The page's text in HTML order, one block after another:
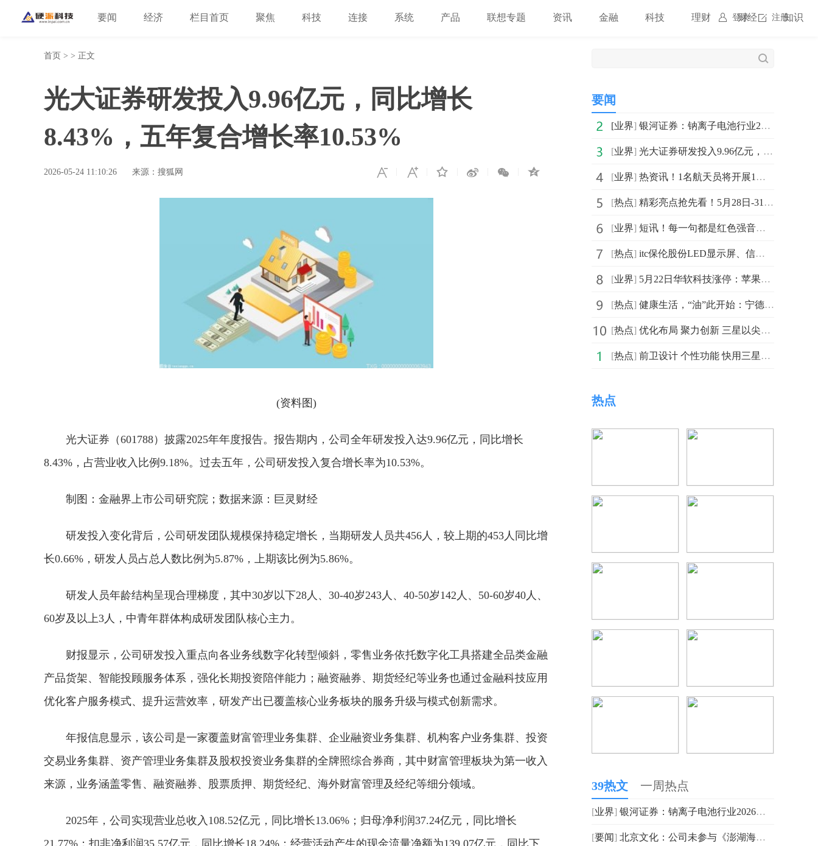
登录 注册
要闻 经济 栏目首页 聚焦 科技 连接 系统 产品 联想专题 资讯 金融 科技 理财 财经 知识
首页 > > 正文
光大证券研发投入9.96亿元，同比增长
8.43%，五年复合增长率10.53%
2026-05-24 11:10:26 来源：搜狐网
(资料图)
光大证券（601788）披露2025年年度报告。报告期内，公司全年研发投入达9.96亿元，同比增长
8.43%，占营业收入比例9.18%。过去五年，公司研发投入复合增长率为10.53%。
制图：金融界上市公司研究院；数据来源：巨灵财经
研发投入变化背后，公司研发团队规模保持稳定增长，当期研发人员共456人，较上期的453人同比增
长0.66%，研发人员占总人数比例为5.87%，上期该比例为5.86%。
研发人员年龄结构呈现合理梯度，其中30岁以下28人、30-40岁243人、40-50岁142人、50-60岁40人、
60岁及以上3人，中青年群体构成研发团队核心主力。
财报显示，公司研发投入重点向各业务线数字化转型倾斜，零售业务依托数字化工具搭建全品类金融
产品货架、智能投顾服务体系，强化长期投资陪伴能力；融资融券、期货经纪等业务也通过金融科技应用
优化客户服务模式、提升运营效率，研发产出已覆盖核心业务板块的服务升级与模式创新需求。
年报信息显示，该公司是一家覆盖财富管理业务集群、企业融资业务集群、机构客户业务集群、投资
交易业务集群、资产管理业务集群及股权投资业务集群的全牌照综合券商，其中财富管理板块为第一收入
来源，业务涵盖零售、融资融券、股票质押、期货经纪、海外财富管理及经纪等细分领域。
2025年，公司实现营业总收入108.52亿元，同比增长13.06%；归母净利润37.24亿元，同比增长
要闻
[业界] 银河证券：钠离子电池行业2026年有望迎来产业奇点 快讯
[业界] 光大证券研发投入9.96亿元，同比增长8.43%，五年复合增长率10.53%
[业界] 热资讯！1名航天员将开展1年期在轨驻留试验 神舟二十三号任务清单公布
[热点] 精彩亮点抢先看！5月28日-31日，itc保伦股份邀您共赴2026年广州国际专业灯光、音响展览会
[业界] 短讯！每一句都是红色强音！河北省红色故事讲解员大赛海选（石家庄站）即将启动
[热点] itc保伦股份LED显示屏、信息发布等系统赋能中国—东盟医疗保健合作中心打造智慧医院新标杆
[业界] 5月22日华软科技涨停：苹果产业链，光刻机（胶），锂电池概念热股_焦点信息
[热点] 健康生活，“油”此开始：宁德海博特医与一棵茶股份三场盛会共绘功能性油脂产业新图景
[热点] 优化布局 聚力创新 三星以尖端产业布局赋能中国市场发展
[热点] 前卫设计 个性功能 快用三星Galaxy手机诠释你的专属风格
热点
39热文 一周热点
[业界] 银河证券：钠离子电池行业2026年有望迎来产业奇点 快讯
[要闻] 北京文化：公司未参与《澎湖海战》项目